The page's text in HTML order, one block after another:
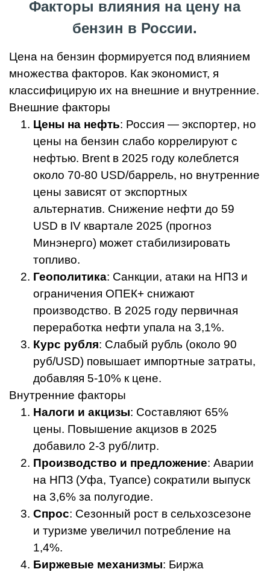
Факторы влияния на цену на
бензин в России.
Цена на бензин формируется под влиянием
множества факторов. Как экономист, я
классифицирую их на внешние и внутренние.
Внешние факторы
Цены на нефть: Россия — экспортер, но
цены на бензин слабо коррелируют с
нефтью. Brent в 2025 году колеблется
около 70-80 USD/баррель, но внутренние
цены зависят от экспортных
альтернатив. Снижение нефти до 59
USD в IV квартале 2025 (прогноз
Минэнерго) может стабилизировать
топливо.
Геополитика: Санкции, атаки на НПЗ и
ограничения ОПЕК+ снижают
производство. В 2025 году первичная
переработка нефти упала на 3,1%.
Курс рубля: Слабый рубль (около 90
руб/USD) повышает импортные затраты,
добавляя 5-10% к цене.
Внутренние факторы
Налоги и акцизы: Составляют 65%
цены. Повышение акцизов в 2025
добавило 2-3 руб/литр.
Производство и предложение: Аварии
на НПЗ (Уфа, Туапсе) сократили выпуск
на 3,6% за полугодие.
Спрос: Сезонный рост в сельхозсезоне
и туризме увеличил потребление на
1,4%.
Биржевые механизмы: Биржа